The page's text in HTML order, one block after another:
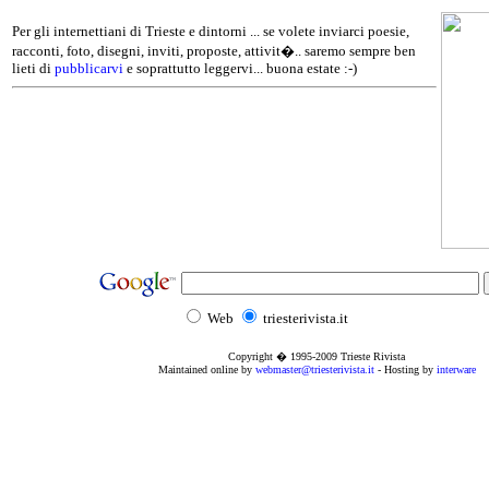
Per gli internettiani di Trieste e dintorni ... se volete inviarci poesie,
racconti, foto, disegni, inviti, proposte, attivit�.. saremo sempre ben
lieti di pubblicarvi e soprattutto leggervi... buona estate :-)
Web triesterivista.it
Copyright � 1995-2009 Trieste Rivista
Maintained online by webmaster@triesterivista.it- Hosting by interware